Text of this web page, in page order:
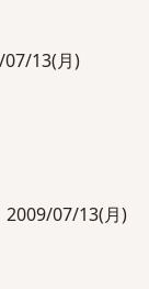
07/13(月)
2009/07/13(月)